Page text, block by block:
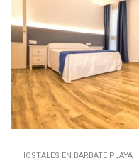
HOSTALES EN BARBATE PLAYA